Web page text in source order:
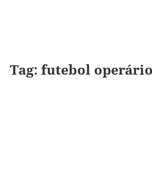
Tag: futebol operário